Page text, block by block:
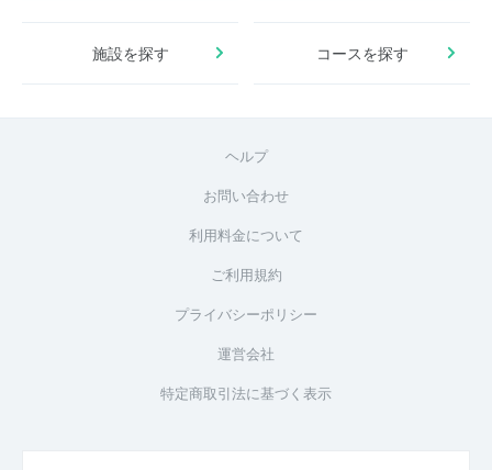
施設を探す コースを探す
ヘルプ
お問い合わせ
利用料金について
ご利用規約
プライバシーポリシー
運営会社
特定商取引法に基づく表示